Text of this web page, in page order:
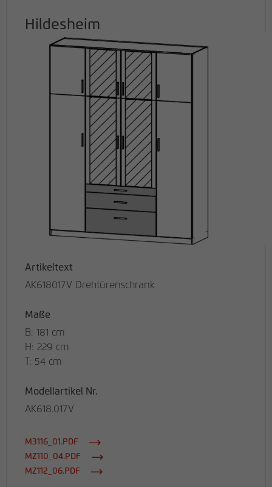
Hildesheim
Artikeltext
AK618017V Drehtürenschrank
Maße
B: 181 cm
H: 229 cm
T: 54 cm
Modellartikel Nr.
AK618.017V
M3116_01.PDF
MZ110_04.PDF
MZ112_06.PDF